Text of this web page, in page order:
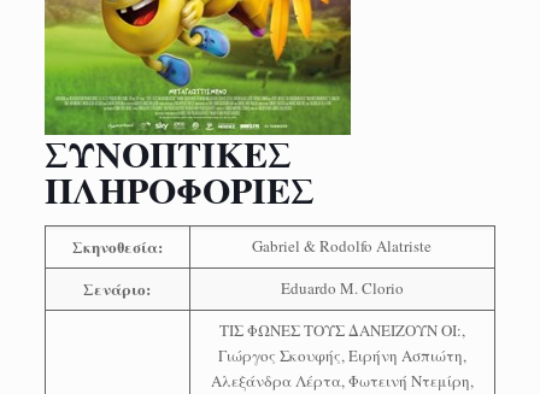
ΣΥΝΟΠΤΙΚΕΣ
ΠΛΗΡΟΦΟΡΙΕΣ
Σκηνοθεσία: Gabriel & Rodolfo Alatriste
Σενάριο: Eduardo M. Clorio
ΤΙΣ ΦΩΝΕΣ ΤΟΥΣ ΔΑΝΕΙΖΟΥΝ ΟΙ:,
Γιώργος Σκουφής, Ειρήνη Ασπιώτη,
Αλεξάνδρα Λέρτα, Φωτεινή Ντεμίρη,